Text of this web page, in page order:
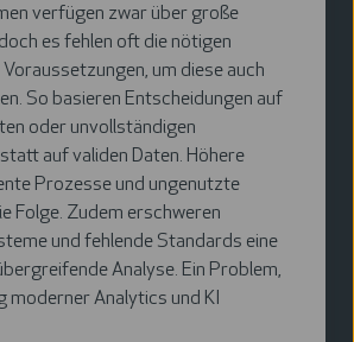
verfügen zwar über große
es fehlen oft die nötigen
um diese auch
So basieren Entscheidungen auf
oder unvollständigen
auf validen Daten. Höhere
Prozesse und ungenutzte
Folge. Zudem erschweren
und fehlende Standards eine
Analyse. Ein Problem,
moderner Analytics und KI